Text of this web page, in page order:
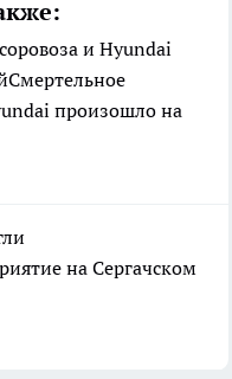
и Hyundai
произошло на
на Сергачском